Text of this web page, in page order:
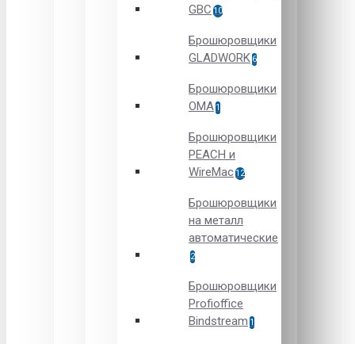
GBC 10
Брошюровщики
GLADWORK 6
Брошюровщики
OMA 1
Брошюровщики
PEACH и
WireMac 12
Брошюровщики
на металл
автоматические
2
Брошюровщики
Рrofioffice
Вindstream 1